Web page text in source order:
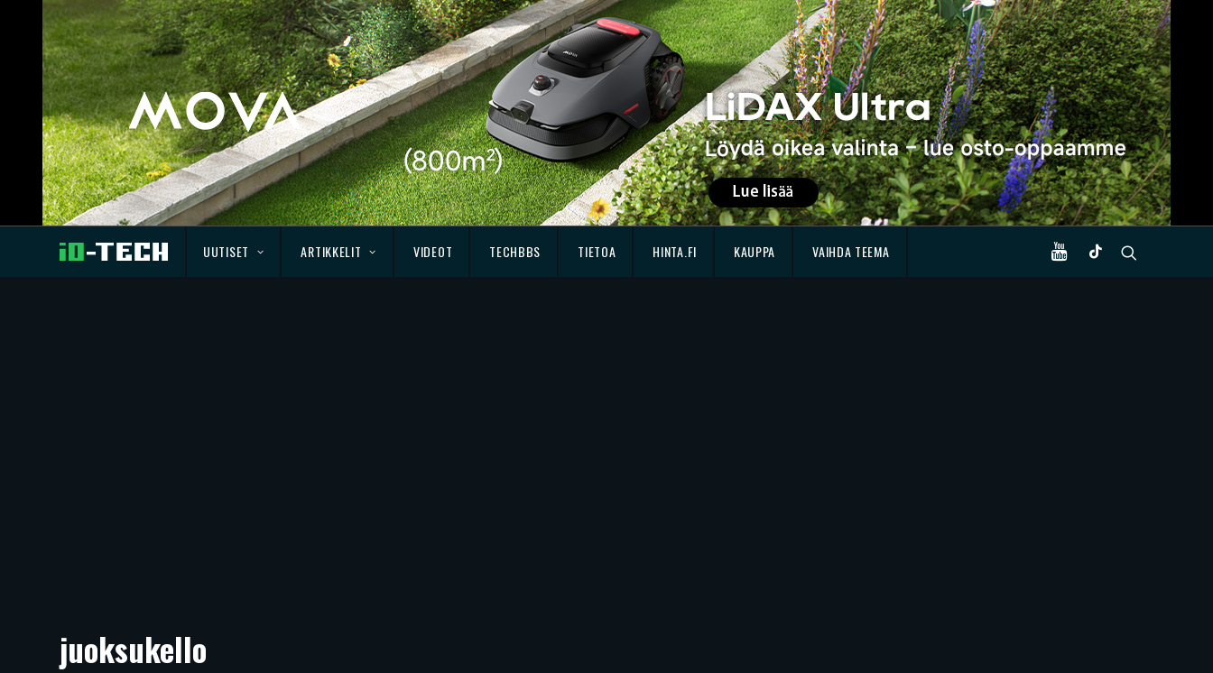
UUTISET ARTIKKELIT VIDEOT TECHBBS TIETOA HINTA.FI KAUPPA VAIHDA TEEMA
juoksukello